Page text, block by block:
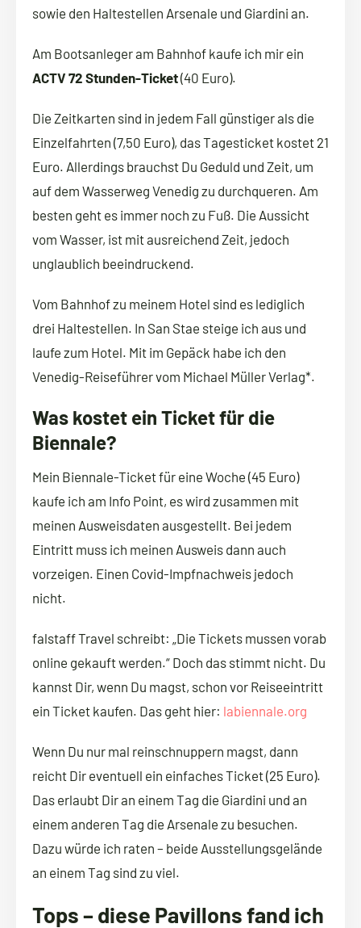
sowie den Haltestellen Arsenale und Giardini an.
Am Bootsanleger am Bahnhof kaufe ich mir ein
ACTV 72 Stunden-Ticket(40 Euro).
Die Zeitkarten sind in jedem Fall günstiger als die
Einzelfahrten (7,50 Euro), das Tagesticket kostet 21
Euro. Allerdings brauchst Du Geduld und Zeit, um
auf dem Wasserweg Venedig zu durchqueren. Am
besten geht es immer noch zu Fuß. Die Aussicht
vom Wasser, ist mit ausreichend Zeit, jedoch
unglaublich beeindruckend.
Vom Bahnhof zu meinem Hotel sind es lediglich
drei Haltestellen. In San Stae steige ich aus und
laufe zum Hotel. Mit im Gepäck habe ich den
Venedig-Reiseführer vom Michael Müller Verlag*.
Was kostet ein Ticket für die
Biennale?
Mein Biennale-Ticket für eine Woche (45 Euro)
kaufe ich am Info Point, es wird zusammen mit
meinen Ausweisdaten ausgestellt. Bei jedem
Eintritt muss ich meinen Ausweis dann auch
vorzeigen. Einen Covid-Impfnachweis jedoch
nicht.
falstaff Travel schreibt: „Die Tickets mussen vorab
online gekauft werden.“ Doch das stimmt nicht. Du
kannst Dir, wenn Du magst, schon vor Reiseeintritt
ein Ticket kaufen. Das geht hier: labiennale.org
Wenn Du nur mal reinschnuppern magst, dann
reicht Dir eventuell ein einfaches Ticket (25 Euro).
Das erlaubt Dir an einem Tag die Giardini und an
einem anderen Tag die Arsenale zu besuchen.
Dazu würde ich raten – beide Ausstellungsgelände
an einem Tag sind zu viel.
Tops – diese Pavillons fand ich